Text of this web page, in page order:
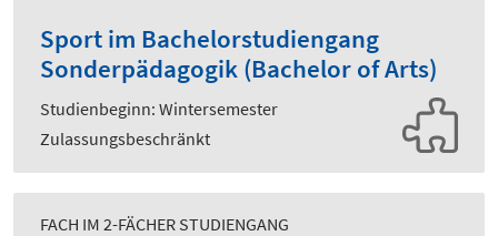
Sport im Bachelorstudiengang
Sonderpädagogik (Bachelor of Arts)
Studienbeginn: Wintersemester
Zulassungsbeschränkt
FACH IM 2-FÄCHER STUDIENGANG